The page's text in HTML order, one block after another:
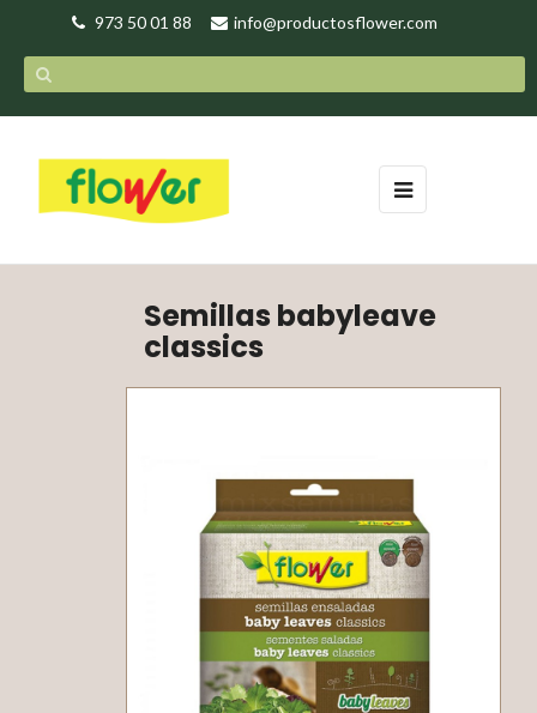
973 50 01 88 info@productosflower.com
Navegación
de
☰
Semillas babyleave
classics